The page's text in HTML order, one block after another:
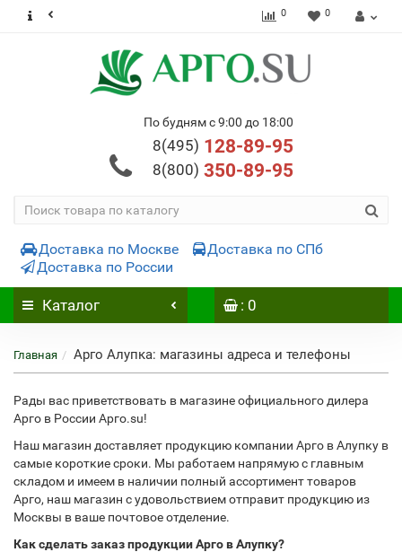
0 0
По будням с 9:00 до 18:00
8(495) 128-89-95
8(800) 350-89-95
Доставка по Москве
Доставка по СПб
Доставка по России
Каталог : 0
Главная Арго Алупка: магазины адреса и телефоны
Рады вас приветствовать в магазине официального дилера
Арго в России Арго.su!
Наш магазин доставляет продукцию компании Арго в Алупку в
самые короткие сроки. Мы работаем напрямую с главным
складом и имеем в наличии полный ассортимент товаров
Арго, наш магазин с удовольствием отправит продукцию из
Москвы в ваше почтовое отделение.
Как сделать заказ продукции Арго в Алупку?